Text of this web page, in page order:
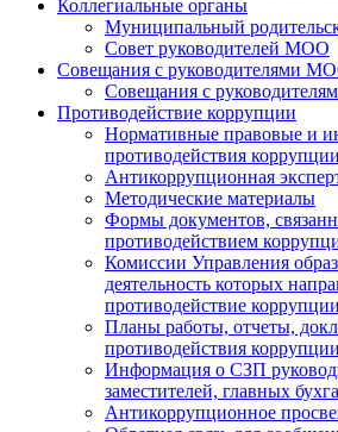
Коллегиальные органы
Муниципальный
Совет руководителей МОО
Совещания с руководителями
Совещания с
Противодействие коррупции
Нормативные правовые и
противодействия коррупции
Антикоррупционная
Методические материалы
Формы документов,
противодействием
Комиссии Управления
деятельность которых
противодействие коррупции
Планы работы, отчеты,
противодействия коррупции
Информация о СЗП
заместителей, главных
Антикоррупционное